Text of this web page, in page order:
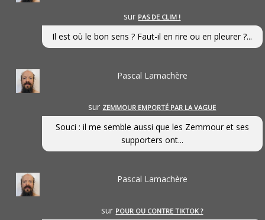
sur PAS DE CLIM !
Il est où le bon sens ? Faut-il en rire ou en pleurer ?...
Pascal Lamachère
sur ZEMMOUR EMPORTÉ PAR LA VAGUE
Souci : il me semble aussi que les Zemmour et ses
supporters ont...
Pascal Lamachère
sur POUR OU CONTRE TIKTOK ?